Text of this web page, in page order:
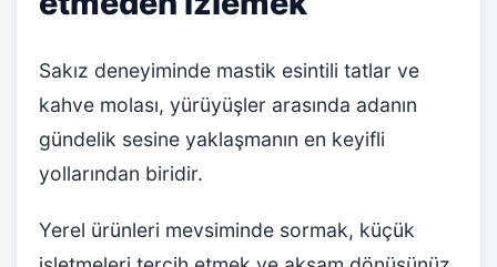
Sakız deneyiminde mastik esintili tatlar ve
kahve molası, yürüyüşler arasında adanın
gündelik sesine yaklaşmanın en keyifli
yollarından biridir.
Yerel ürünleri mevsiminde sormak, küçük